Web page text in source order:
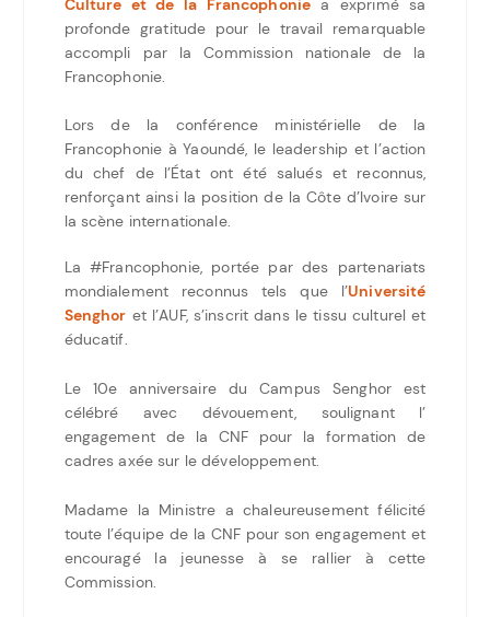
Culture et de la Francophonie a exprimé sa
profonde gratitude pour le travail remarquable
accompli par la Commission nationale de la
Francophonie.
Lors de la conférence ministérielle de la
Francophonie à Yaoundé, le leadership et l’action
du chef de l’État ont été salués et reconnus,
renforçant ainsi la position de la Côte d’Ivoire sur
la scène internationale.
La #Francophonie, portée par des partenariats
mondialement reconnus tels que l’Université
Senghor et l’AUF, s’inscrit dans le tissu culturel et
éducatif.
Le 10e anniversaire du Campus Senghor est
célébré avec dévouement, soulignant l’
engagement de la CNF pour la formation de
cadres axée sur le développement.
Madame la Ministre a chaleureusement félicité
toute l’équipe de la CNF pour son engagement et
encouragé la jeunesse à se rallier à cette
Commission.